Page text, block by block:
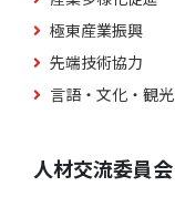
極東産業振興
先端技術協力
言語・文化・観光
人材交流委員会